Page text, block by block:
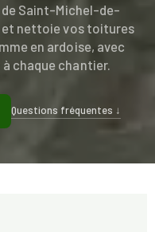
de Saint-Michel-de-
et nettoie vos toitures
en ardoise, avec
chaque chantier.
Questions fréquentes ↓